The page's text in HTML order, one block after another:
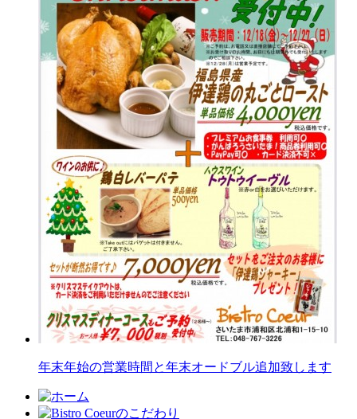
年末年始の営業時間と年末オードブル追加致します